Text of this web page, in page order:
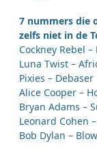
7 nummers die
zelfs niet in de
Cockney Rebel
Luna Twist –
Pixies – Debaser
Alice Cooper –
Bryan Adams –
Leonard Cohen
Bob Dylan –